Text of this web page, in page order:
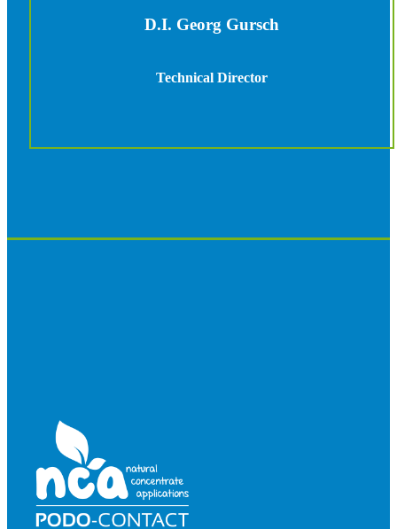
D.I. Georg Gursch
Technical Director